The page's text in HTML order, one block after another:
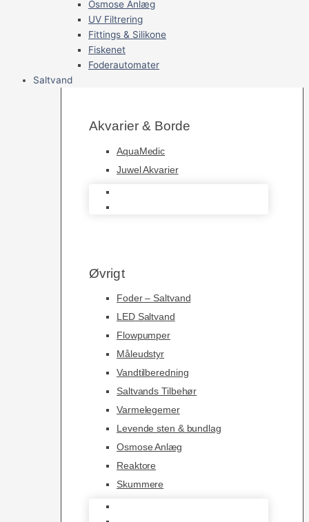
Osmose Anlæg
UV Filtrering
Fittings & Silikone
Fiskenet
Foderautomater
Saltvand
Akvarier & Borde
AquaMedic
Juwel Akvarier
Øvrigt
Foder – Saltvand
LED Saltvand
Flowpumper
Måleudstyr
Vandtilberedning
Saltvands Tilbehør
Varmelegemer
Levende sten & bundlag
Osmose Anlæg
Reaktore
Skummere